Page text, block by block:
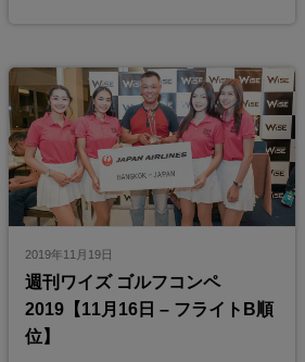
2019年11月19日
週刊ワイズ ゴルフコンペ
2019【11月16日 – フライトB順
位】